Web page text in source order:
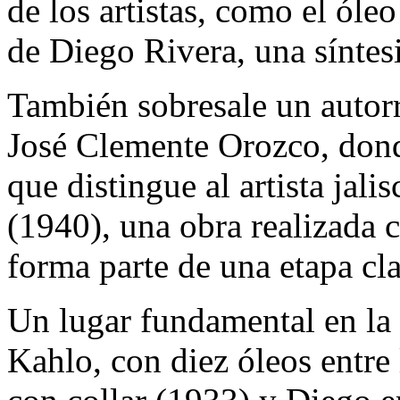
de los artistas, como el
de Diego Rivera, una
También sobresale un
José Clemente Orozco,
que distingue al artista
(1940), una obra realizada
forma parte de una etapa
Un lugar fundamental en
Kahlo, con diez óleos